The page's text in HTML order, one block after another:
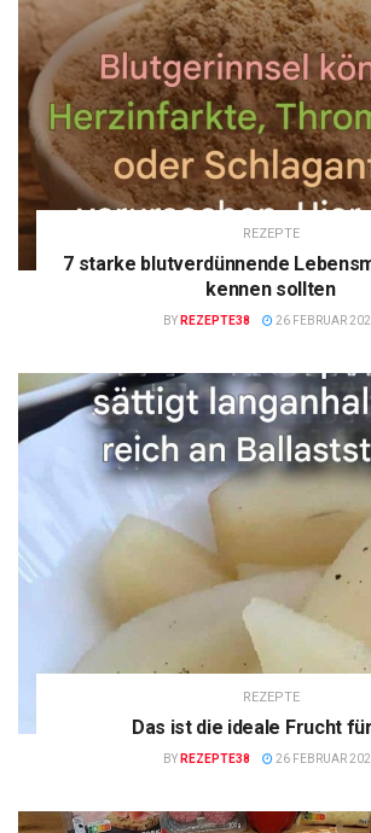
REZEPTE
7 starke blutverdünnende
kennen sollten
BY REZEPTE38 26 FEBRUAR
REZEPTE
Das ist die ideale Frucht
BY REZEPTE38 26 FEBRUAR